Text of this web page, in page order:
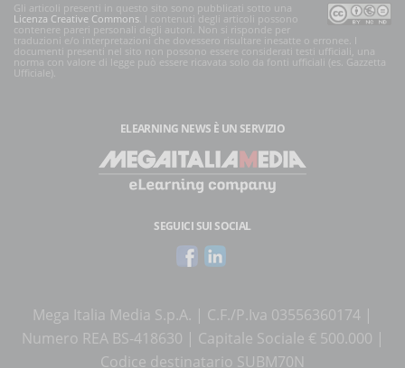
Gli articoli presenti in questo sito sono pubblicati sotto una
Licenza Creative Commons . I contenuti degli articoli possono
contenere pareri personali degli autori. Non si risponde per
traduzioni e/o interpretazioni che dovessero risultare inesatte o erronee. I
documenti presenti nel sito non possono essere considerati testi ufficiali, una
norma con valore di legge può essere ricavata solo da fonti ufficiali (es. Gazzetta
Ufficiale).
ELEARNING NEWS È UN SERVIZIO
SEGUICI SUI SOCIAL
Mega Italia Media S.p.A. | C.F./P.Iva 03556360174 |
Numero REA BS-418630 | Capitale Sociale € 500.000 |
Codice destinatario SUBM70N